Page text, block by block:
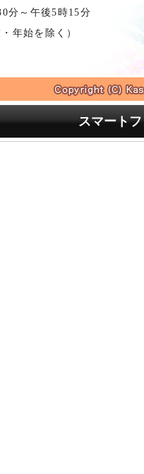
分～午後5時15分
年始を除く）
スマート